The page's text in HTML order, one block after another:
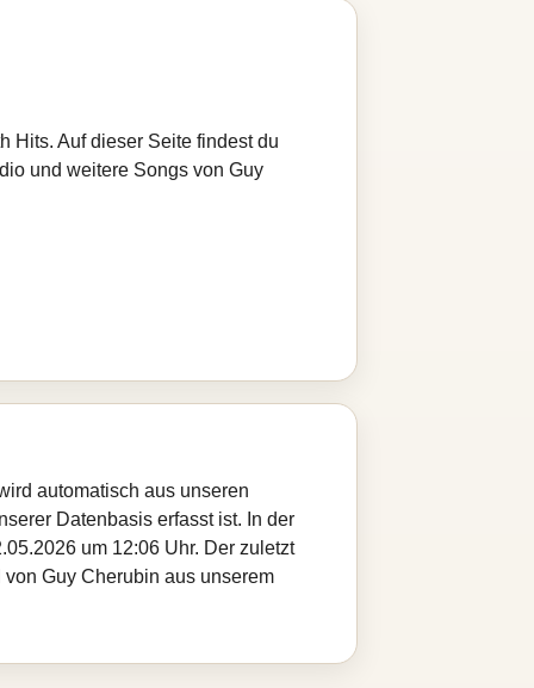
Hits. Auf dieser Seite findest du
und weitere Songs von Guy
automatisch aus unseren
Datenbasis erfasst ist. In der
um 12:06 Uhr. Der zuletzt
Guy Cherubin aus unserem